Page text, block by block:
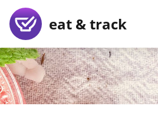
eat & track